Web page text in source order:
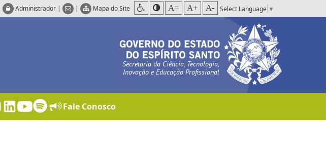
Administrador | | Mapa do Site A= A+ A- Select Language ▼
Secretaria da Ciência, Tecnologia,
Inovação e Educação Profissional
Fale Conosco